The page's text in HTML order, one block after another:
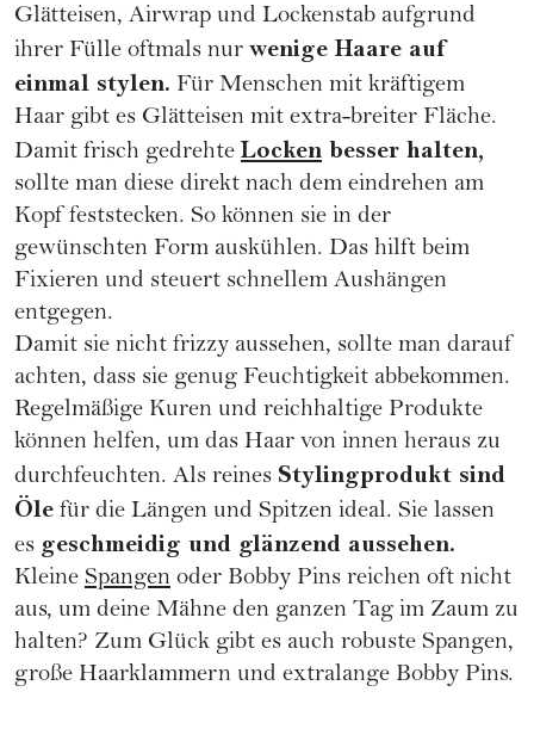
Glätteisen, Airwrap und Lockenstab aufgrund
ihrer Fülle oftmals nur wenige Haare auf
einmal stylen. Für Menschen mit kräftigem
Haar gibt es Glätteisen mit extra-breiter Fläche.
Damit frisch gedrehte Locken besser halten,
sollte man diese direkt nach dem eindrehen am
Kopf feststecken. So können sie in der
gewünschten Form auskühlen. Das hilft beim
Fixieren und steuert schnellem Aushängen
entgegen.
Damit sie nicht frizzy aussehen, sollte man darauf
achten, dass sie genug Feuchtigkeit abbekommen.
Regelmäßige Kuren und reichhaltige Produkte
können helfen, um das Haar von innen heraus zu
durchfeuchten. Als reines Stylingprodukt sind
Öle für die Längen und Spitzen ideal. Sie lassen
es geschmeidig und glänzend aussehen.
Kleine Spangen oder Bobby Pins reichen oft nicht
aus, um deine Mähne den ganzen Tag im Zaum zu
halten? Zum Glück gibt es auch robuste Spangen,
große Haarklammern und extralange Bobby Pins.